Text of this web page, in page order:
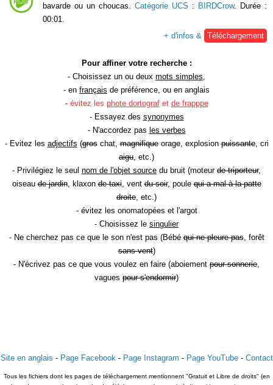
bavarde ou un choucas. Catégorie UCS : BIRDCrow. Durée :
00:01.
+ d'infos &
Téléchargement
Pour affiner votre recherche :
- Choisissez un ou deux mots simples
- en français de préférence, ou en anglais
- évitez les phote dortografet de frapppe
- Essayez des synonymes
- N'accordez pas les verbes
- Evitez les adjectifs (groschat,magnifiqueorage, explosionpuissante, cri
aigu , etc.)
- Privilégiez le seul nom de l'objet source du bruit (moteur de triporteur,
oiseaude jardin, klaxonde taxi, ventdu soir, poulequi a mal à la patte
droite , etc.)
- évitez les onomatopées et l'argot
- Choisissez le singulier
- Ne cherchez pas ce que le son n'est pas (Bébéqui ne pleure pas, forêt
sans vent)
- N'écrivez pas ce que vous voulez en faire (aboiement pour sonnerie
vagues pour s'endormir)
Site en anglais - Page Facebook - Page Instagram - Page YouTube- Contact
Tous les fichiers dont les pages de téléchargement mentionnent "Gratuit et Libre de droits" (en